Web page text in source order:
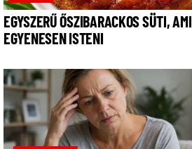
EGYSZERŰ ŐSZIBARACKOS SÜTI, AMI
EGYENESEN ISTENI